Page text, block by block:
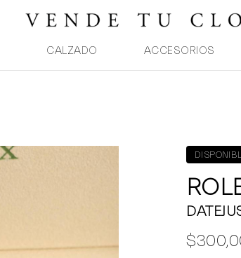
CALZADO ACCESORIOS